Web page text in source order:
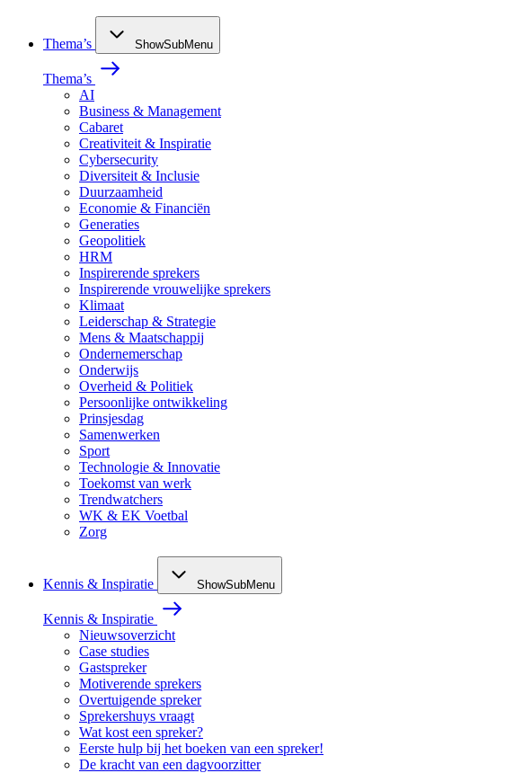
Thema’s ShowSubMenu
Thema’s
AI
Business & Management
Cabaret
Creativiteit & Inspiratie
Cybersecurity
Diversiteit & Inclusie
Duurzaamheid
Economie & Financiën
Generaties
Geopolitiek
HRM
Inspirerende sprekers
Inspirerende vrouwelijke sprekers
Klimaat
Leiderschap & Strategie
Mens & Maatschappij
Ondernemerschap
Onderwijs
Overheid & Politiek
Persoonlijke ontwikkeling
Prinsjesdag
Samenwerken
Sport
Technologie & Innovatie
Toekomst van werk
Trendwatchers
WK & EK Voetbal
Zorg
Kennis & Inspiratie ShowSubMenu
Kennis & Inspiratie
Nieuwsoverzicht
Case studies
Gastspreker
Motiverende sprekers
Overtuigende spreker
Sprekershuys vraagt
Wat kost een spreker?
Eerste hulp bij het boeken van een spreker!
De kracht van een dagvoorzitter